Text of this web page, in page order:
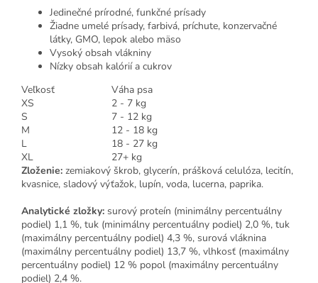
Jedinečné prírodné, funkčné prísady
Žiadne umelé prísady, farbivá, príchute, konzervačné
látky, GMO, lepok alebo mäso
Vysoký obsah vlákniny
Nízky obsah kalórií a cukrov
Veľkosť
Váha psa
XS
2 - 7 kg
S
7 - 12 kg
M
12 - 18 kg
L
18 - 27 kg
XL
27+ kg
Zloženie: zemiakový škrob, glycerín, prášková celulóza, lecitín,
kvasnice, sladový výťažok, lupín, voda, lucerna, paprika.
Analytické zložky: surový proteín (minimálny percentuálny
podiel) 1,1 %, tuk (minimálny percentuálny podiel) 2,0 %, tuk
(maximálny percentuálny podiel) 4,3 %, surová vláknina
(maximálny percentuálny podiel) 13,7 %, vlhkosť (maximálny
percentuálny podiel) 12 % popol (maximálny percentuálny
podiel) 2,4 %.